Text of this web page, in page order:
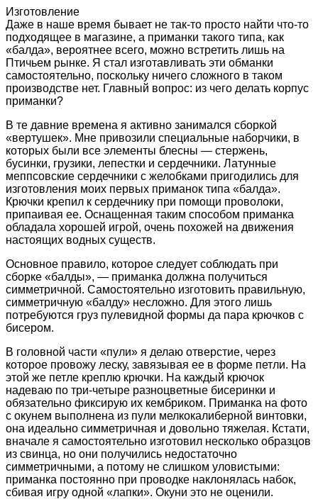
Изготовление
Даже в наше время бывает не так-то просто найти что-то
подходящее в магазине, а приманки такого типа, как
«балда», вероятнее всего, можно встретить лишь на
Птичьем рынке. Я стал изготавливать эти обманки
самостоятельно, поскольку ничего сложного в таком
производстве нет. Главный вопрос: из чего делать корпус
приманки?
В те давние времена я активно занимался сборкой
«вертушек». Мне привозили специальные наборчики, в
которых были все элементы блесны — стержень,
бусинки, грузики, лепестки и сердечники. Латунные
меппсовские сердечники с желобками пригодились для
изготовления моих первых приманок типа «балда».
Крючки крепил к сердечнику при помощи проволоки,
припаивая ее. Оснащенная таким способом приманка
обладала хорошей игрой, очень похожей на движения
настоящих водных существ.
Основное правило, которое следует соблюдать при
сборке «балды», — приманка должна получиться
симметричной. Самостоятельно изготовить правильную,
симметричную «балду» несложно. Для этого лишь
потребуются груз пулевидной формы да пара крючков с
бисером.
В головной части «пули» я делаю отверстие, через
которое провожу леску, завязывая ее в форме петли. На
этой же петле креплю крючки. На каждый крючок
надеваю по три-четыре разноцветные бисеринки и
обязательно фиксирую их кембриком. Приманка на фото
с окунем выполнена из пули мелкокалиберной винтовки,
она идеально симметричная и довольно тяжелая. Кстати,
вначале я самостоятельно изготовил несколько образцов
из свинца, но они получились недостаточно
симметричными, а потому не слишком уловистыми:
приманка постоянно при проводке наклонялась набок,
сбивая игру одной «лапки». Окуни это не оценили.